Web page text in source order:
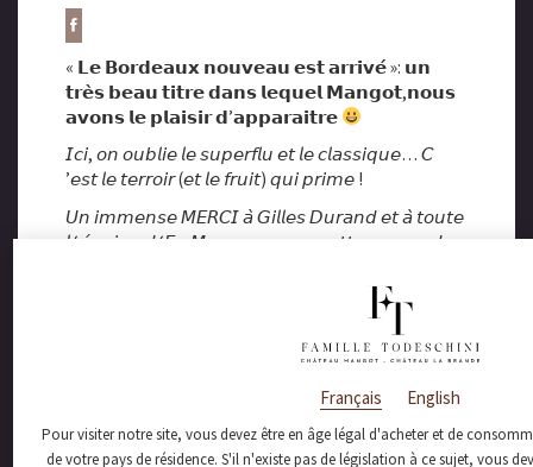
« 𝗟𝗲 𝗕𝗼𝗿𝗱𝗲𝗮𝘂𝘅 𝗻𝗼𝘂𝘃𝗲𝗮𝘂 𝗲𝘀𝘁 𝗮𝗿𝗿𝗶𝘃𝗲́ »: 𝘂𝗻
𝘁𝗿𝗲̀𝘀 𝗯𝗲𝗮𝘂 𝘁𝗶𝘁𝗿𝗲 𝗱𝗮𝗻𝘀 𝗹𝗲𝗾𝘂𝗲𝗹 𝗠𝗮𝗻𝗴𝗼𝘁,𝗻𝗼𝘂𝘀
𝗮𝘃𝗼𝗻𝘀 𝗹𝗲 𝗽𝗹𝗮𝗶𝘀𝗶𝗿 𝗱’𝗮𝗽𝗽𝗮𝗿𝗮𝗶𝘁𝗿𝗲
𝘐𝘤𝘪, 𝘰𝘯 𝘰𝘶𝘣𝘭𝘪𝘦 𝘭𝘦 𝘴𝘶𝘱𝘦𝘳𝘧𝘭𝘶 𝘦𝘵 𝘭𝘦 𝘤𝘭𝘢𝘴𝘴𝘪𝘲𝘶𝘦… 𝘊
’𝘦𝘴𝘵 𝘭𝘦 𝘵𝘦𝘳𝘳𝘰𝘪𝘳 (𝘦𝘵 𝘭𝘦 𝘧𝘳𝘶𝘪𝘵) 𝘲𝘶𝘪 𝘱𝘳𝘪𝘮𝘦 !
𝘜𝘯 𝘪𝘮𝘮𝘦𝘯𝘴𝘦 𝘔𝘌𝘙𝘊𝘐 𝘢̀ 𝘎𝘪𝘭𝘭𝘦𝘴 𝘋𝘶𝘳𝘢𝘯𝘥 𝘦𝘵 𝘢̀ 𝘵𝘰𝘶𝘵𝘦
𝘭 ‘𝘦́𝘲𝘶𝘪𝘱𝘦 𝘥 ‘𝘌𝘯 𝘔𝘢𝘨𝘯𝘶𝘮 𝘱𝘰𝘶𝘳 𝘤𝘦𝘵𝘵𝘦 𝘦𝘴𝘤𝘢𝘱𝘢𝘥𝘦
Français English
Pour visiter notre site, vous devez être en âge légal d'acheter et de
de votre pays de résidence. S'il n'existe pas de législation à ce sujet, vous